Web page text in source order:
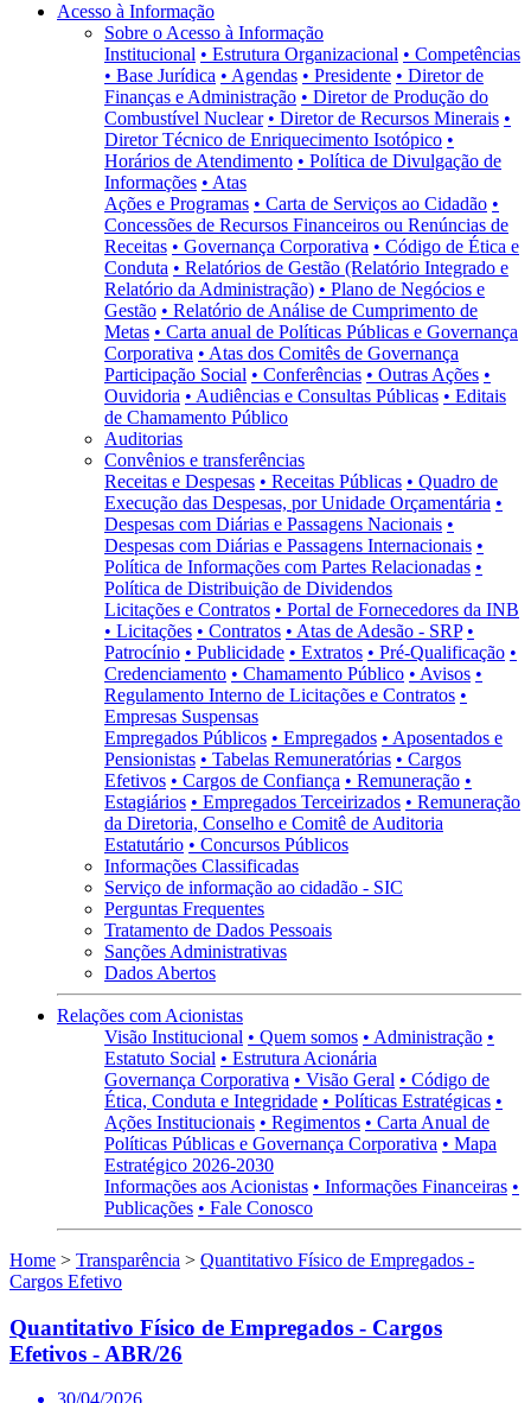
Acesso à Informação
Sobre o Acesso à Informação
Institucional • Estrutura Organizacional • Competências
• Base Jurídica • Agendas • Presidente • Diretor de
Finanças e Administração • Diretor de Produção do
Combustível Nuclear • Diretor de Recursos Minerais •
Diretor Técnico de Enriquecimento Isotópico •
Horários de Atendimento • Política de Divulgação de
Informações • Atas
Ações e Programas • Carta de Serviços ao Cidadão •
Concessões de Recursos Financeiros ou Renúncias de
Receitas • Governança Corporativa • Código de Ética e
Conduta • Relatórios de Gestão (Relatório Integrado e
Relatório da Administração) • Plano de Negócios e
Gestão • Relatório de Análise de Cumprimento de
Metas • Carta anual de Políticas Públicas e Governança
Corporativa • Atas dos Comitês de Governança
Participação Social • Conferências • Outras Ações •
Ouvidoria • Audiências e Consultas Públicas • Editais
de Chamamento Público
Auditorias
Convênios e transferências
Receitas e Despesas • Receitas Públicas • Quadro de
Execução das Despesas, por Unidade Orçamentária •
Despesas com Diárias e Passagens Nacionais •
Despesas com Diárias e Passagens Internacionais •
Política de Informações com Partes Relacionadas •
Política de Distribuição de Dividendos
Licitações e Contratos • Portal de Fornecedores da INB
• Licitações • Contratos • Atas de Adesão - SRP •
Patrocínio • Publicidade • Extratos • Pré-Qualificação •
Credenciamento • Chamamento Público • Avisos •
Regulamento Interno de Licitações e Contratos •
Empresas Suspensas
Empregados Públicos • Empregados • Aposentados e
Pensionistas • Tabelas Remuneratórias • Cargos
Efetivos • Cargos de Confiança • Remuneração •
Estagiários • Empregados Terceirizados • Remuneração
da Diretoria, Conselho e Comitê de Auditoria
Estatutário • Concursos Públicos
Informações Classificadas
Serviço de informação ao cidadão - SIC
Perguntas Frequentes
Tratamento de Dados Pessoais
Sanções Administrativas
Dados Abertos
Relações com Acionistas
Visão Institucional • Quem somos • Administração •
Estatuto Social • Estrutura Acionária
Governança Corporativa • Visão Geral • Código de
Ética, Conduta e Integridade • Políticas Estratégicas •
Ações Institucionais • Regimentos • Carta Anual de
Políticas Públicas e Governança Corporativa • Mapa
Estratégico 2026-2030
Informações aos Acionistas • Informações Financeiras •
Publicações • Fale Conosco
Home > Transparência > Quantitativo Físico de Empregados -
Cargos Efetivo
Quantitativo Físico de Empregados - Cargos
Efetivos - ABR/26